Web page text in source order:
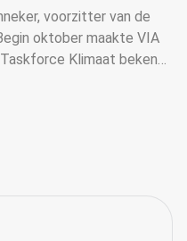
voorzitter van de
oktober maakte VIA
Klimaat bekend.